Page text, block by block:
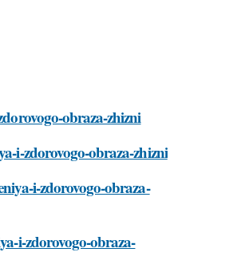
obraza-zhizni
i-zdorovogo-obraza-zhizni
i-zdorovogo-obraza-
i-zdorovogo-obraza-